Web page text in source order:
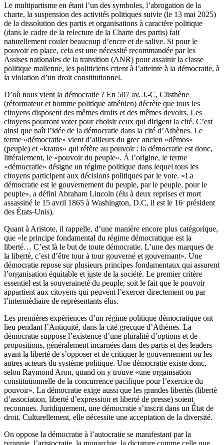
Le multipartisme en étant l’un des symboles, l’abrogation de la
charte, la suspension des activités politiques suivie (le 13 mai 2025)
de la dissolution des partis et organisations à caractère politique
(dans le cadre de la relecture de la Charte des partis) fait
naturellement couler beaucoup d’encre et de salive. Si pour le
pouvoir en place, cela est une nécessité recommandée par les
Assises nationales de la transition (ANR) pour assainir la classe
politique malienne, les politiciens crient à l’atteinte à la démocratie, à
la violation d’un droit constitutionnel.
D’où nous vient la démocratie ? En 507 av. J.-C, Clisthène
(réformateur et homme politique athénien) décrète que tous les
citoyens disposent des mêmes droits et des mêmes devoirs. Les
citoyens pourront voter pour choisir ceux qui dirigent la cité. C’est
ainsi que naît l’idée de la démocratie dans la cité d’Athènes. Le
terme «démocratie» vient d’ailleurs du grec ancien «dêmos»
(peuple) et «kratos» qui réfère au pouvoir : la démocratie est donc,
littéralement, le «pouvoir du peuple». À l’origine, le terme
«démocratie» désigne un régime politique dans lequel tous les
citoyens participent aux décisions politiques par le vote. «La
démocratie est le gouvernement du peuple, par le peuple, pour le
peuple», a défini Abraham Lincoln (élu à deux reprises et mort
assassiné le 15 avril 1865 à Washington, D.C, il est le 16ᵉ président
des États-Unis).
Quant à Aristote, il rappelle, d’une manière encore plus catégorique,
que «le principe fondamental du régime démocratique est la
liberté… C’est là le but de toute démocratie. L’une des marques de
la liberté, c’est d’être tour à tour gouverné et gouvernant». Une
démocratie repose sur plusieurs principes fondamentaux qui assurent
l’organisation équitable et juste de la société. Le premier critère
essentiel est la souveraineté du peuple, soit le fait que le pouvoir
appartient aux citoyens qui peuvent l’exercer directement ou par
l’intermédiaire de représentants élus.
Les premières expériences d’un régime politique démocratique ont
lieu pendant l’Antiquité, dans la cité grecque d’Athènes. La
démocratie suppose l’existence d’une pluralité d’options et de
propositions, généralement incarnées dans des partis et des leaders
ayant la liberté de s’opposer et de critiquer le gouvernement ou les
autres acteurs du système politique. Une démocratie existe donc,
selon Raymond Aron, quand on y trouve «une organisation
constitutionnelle de la concurrence pacifique pour l’exercice du
pouvoir». La démocratie exige aussi que les grandes libertés (liberté
d’association, liberté d’expression et liberté de presse) soient
reconnues. Juridiquement, une démocratie s’inscrit dans un État de
droit. Culturellement, elle nécessite une acceptation de la diversité.
On oppose la démocratie à l’autocratie se manifestant par la
tyrannie, l’aristocratie, la monarchie, la dictature comme celle que